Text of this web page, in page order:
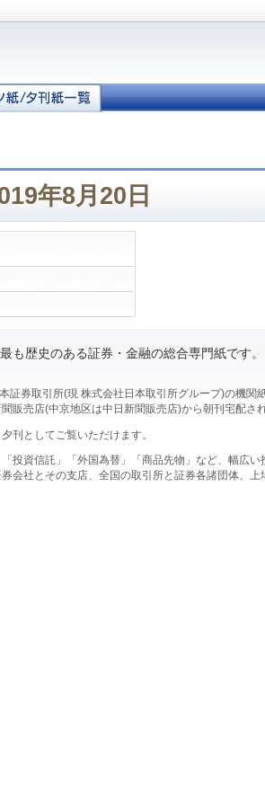
年8月20日
も歴史のある証券・金融の総合専門紙です。
証券取引所(現 株式会社日本取引所グループ)の機関
販売店(中京地区は中日新聞販売店)から朝刊宅配さ
刊としてご覧いただけます。
投資信託」「外国為替」「商品先物」など、幅広い
会社とその支店、全国の取引所と証券各諸団体、上